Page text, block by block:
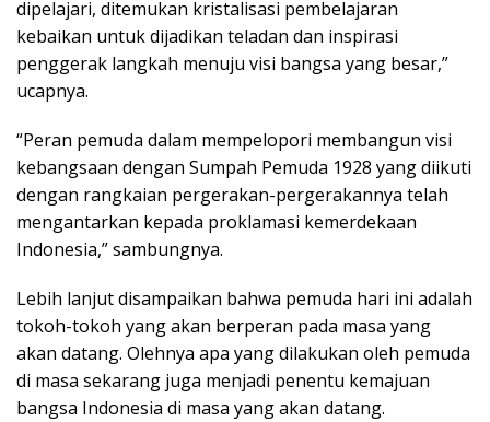
dipelajari, ditemukan kristalisasi pembelajaran
kebaikan untuk dijadikan teladan dan inspirasi
penggerak langkah menuju visi bangsa yang besar,”
ucapnya.
“Peran pemuda dalam mempelopori membangun visi
kebangsaan dengan Sumpah Pemuda 1928 yang diikuti
dengan rangkaian pergerakan-pergerakannya telah
mengantarkan kepada proklamasi kemerdekaan
Indonesia,” sambungnya.
Lebih lanjut disampaikan bahwa pemuda hari ini adalah
tokoh-tokoh yang akan berperan pada masa yang
akan datang. Olehnya apa yang dilakukan oleh pemuda
di masa sekarang juga menjadi penentu kemajuan
bangsa Indonesia di masa yang akan datang.